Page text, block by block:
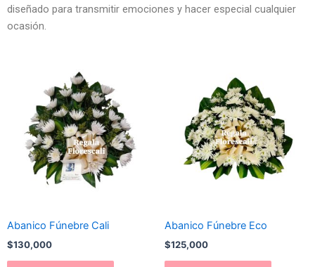
diseñado para transmitir emociones y hacer especial cualquier
ocasión.
Abanico Fúnebre Cali
$130,000
Abanico Fúnebre Eco
$125,000